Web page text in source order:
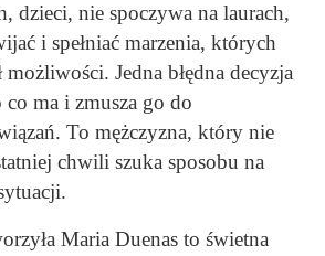
dzieci, nie spoczywa na laurach,
i spełniać marzenia, których
możliwości. Jedna błędna decyzja
ma i zmusza go do
To mężczyzna, który nie
chwili szuka sposobu na
Maria Duenas to świetna